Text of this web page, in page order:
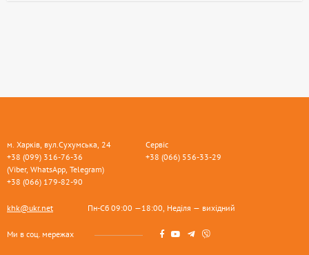
м. Харків, вул.Сухумська, 24
+38 (099) 316-76-36
(Viber, WhatsApp, Telegram)
+38 (066) 179-82-90
Сервіс
+38 (066) 556-33-29
khk@ukr.net Пн-Сб 09:00 —18:00, Неділя — вихідний
Ми в соц. мережах